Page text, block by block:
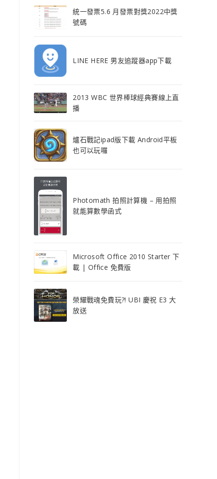
統一發票5.6 月發票對獎2022中獎
號碼
LINE HERE 男友追蹤器app下載
2013 WBC 世界棒球經典賽線上直
播
爐石戰記ipad版下載 Android平板
也可以玩囉
Photomath 拍照計算機 – 用拍照
就能算數學函式
Microsoft Office 2010 Starter 下
載 | Office 免費版
榮耀戰魂免費玩?! UBI 慶祝 E3 大
放送